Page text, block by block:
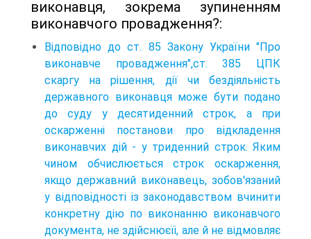
виконавця, зокрема зупиненням
виконавчого провадження?:
Відповідно до ст. 85 Закону України "Про
виконавче провадження",ст. 385 ЦПК
скаргу на рішення, дії чи бездіяльність
державного виконавця може бути подано
до суду у десятиденний строк, а при
оскарженні постанови про відкладення
виконавчих дій - у триденний строк. Яким
чином обчислюється строк оскарження,
якщо державний виконавець, зобов'язаний
у відповідності із законодавством вчинити
конкретну дію по виконанню виконавчого
документа, не здійснюєїі, але й не відмовляє